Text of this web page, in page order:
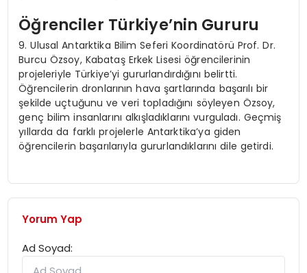
Öğrenciler Türkiye’nin Gururu
9. Ulusal Antarktika Bilim Seferi Koordinatörü Prof. Dr.
Burcu Özsoy, Kabataş Erkek Lisesi öğrencilerinin
projeleriyle Türkiye’yi gururlandırdığını belirtti.
Öğrencilerin dronlarının hava şartlarında başarılı bir
şekilde uçtuğunu ve veri topladığını söyleyen Özsoy,
genç bilim insanlarını alkışladıklarını vurguladı. Geçmiş
yıllarda da farklı projelerle Antarktika’ya giden
öğrencilerin başarılarıyla gururlandıklarını dile getirdi.
Yorum Yap
Ad Soyad: